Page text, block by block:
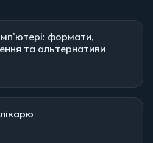
формати,
та альтернативи